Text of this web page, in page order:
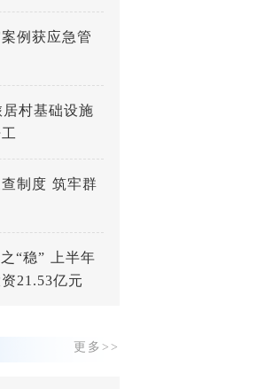
例获应急管
村基础设施
制度 筑牢群
“稳” 上半年
21.53亿元
更多>>